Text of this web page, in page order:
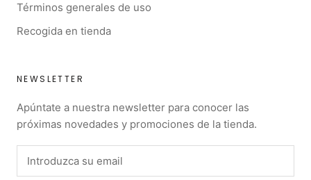
Términos generales de uso
Recogida en tienda
NEWSLETTER
Apúntate a nuestra newsletter para conocer las
próximas novedades y promociones de la tienda.